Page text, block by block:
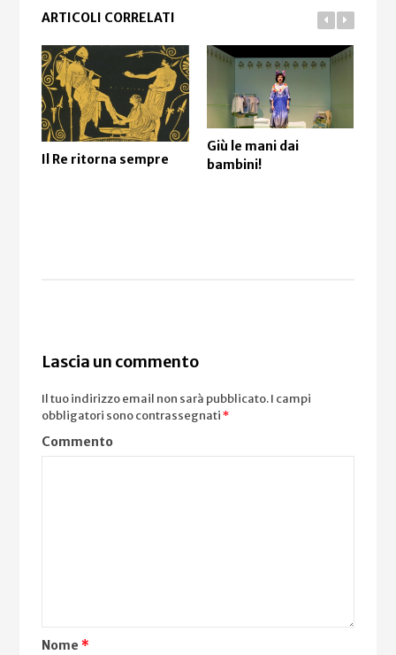
ARTICOLI CORRELATI
Il Re ritorna sempre
Giù le mani dai
bambini!
Lascia un commento
Il tuo indirizzo email non sarà pubblicato.I campi
obbligatori sono contrassegnati*
Commento
Nome*